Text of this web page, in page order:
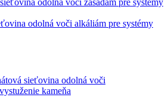
odolná voči alkáliám pre systémy